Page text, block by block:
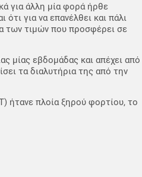
για άλλη μία φορά ήρθε
για να επανέλθει και πάλι
των τιμών που προσφέρει σε
μίας εβδομάδας και απέχει από
τα διαλυτήρια της από την
ήτανε πλοία ξηρού φορτίου, το